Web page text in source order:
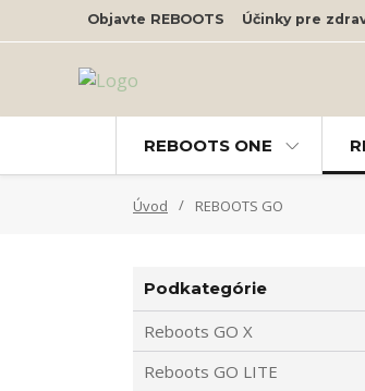
Objavte REBOOTS Účinky pre
REBOOTS ONE
Úvod REBOOTS GO
Podkategórie
Reboots GO X
Reboots GO LITE